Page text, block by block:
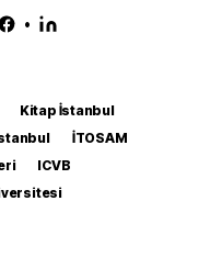
•
Kitap İstanbul
İTOSAM
ICVB